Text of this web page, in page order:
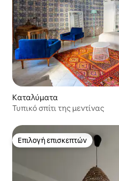
Καταλύματα
Τυπικό σπίτι της μεντίνας
Επιλογή επισκεπτών
Επιλογή επισκεπτών